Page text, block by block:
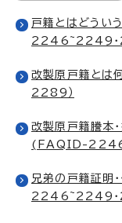
戸籍とはどうい
2246~2249・
改製原戸籍と
2289）
改製原戸籍謄本
(FAQID-
兄弟の戸籍証明
2246~2249・